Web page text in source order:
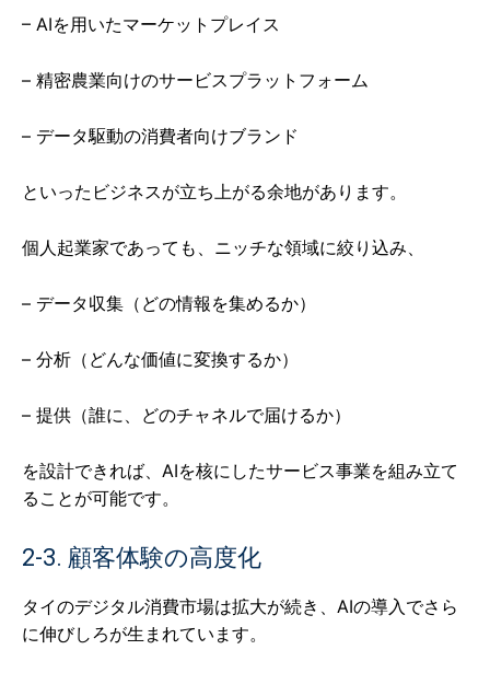
– AIを用いたマーケットプレイス
– 精密農業向けのサービスプラットフォーム
– データ駆動の消費者向けブランド
といったビジネスが立ち上がる余地があります。
個人起業家であっても、ニッチな領域に絞り込み、
– データ収集（どの情報を集めるか）
– 分析（どんな価値に変換するか）
– 提供（誰に、どのチャネルで届けるか）
を設計できれば、AIを核にしたサービス事業を組み立て
ることが可能です。
2-3. 顧客体験の高度化
タイのデジタル消費市場は拡大が続き、AIの導入でさら
に伸びしろが生まれています。